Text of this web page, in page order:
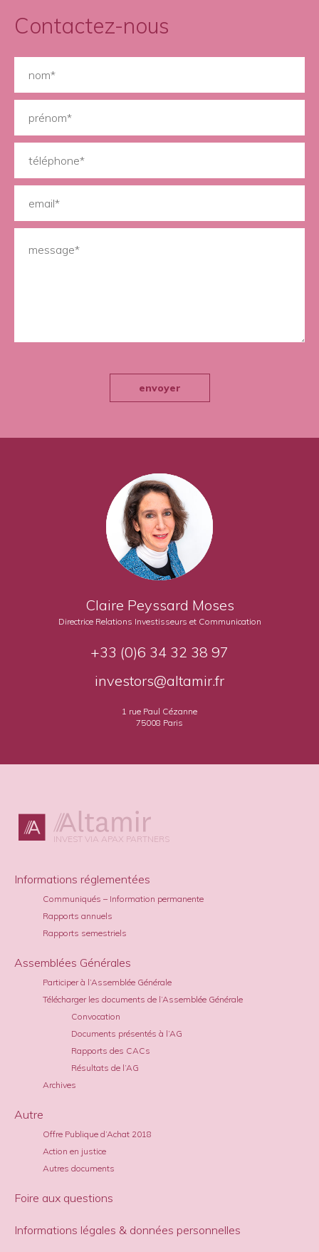
Contactez-nous
envoyer
Claire Peyssard Moses
Directrice Relations Investisseurs et Communication
+33 (0)6 34 32 38 97
investors@altamir.fr
1 rue Paul Cézanne
75008 Paris
INVEST VIA APAX PARTNERS
Informations réglementées
Communiqués – Information permanente
Rapports annuels
Rapports semestriels
Assemblées Générales
Participer à l’Assemblée Générale
Télécharger les documents de l’Assemblée Générale
Convocation
Documents présentés à l’AG
Rapports des CACs
Résultats de l’AG
Archives
Autre
Offre Publique d’Achat 2018
Action en justice
Autres documents
Foire aux questions
Informations légales & données personnelles